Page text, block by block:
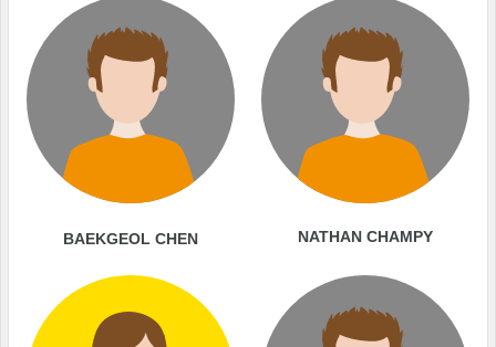
BAEKGEOL CHEN NATHAN CHAMPY